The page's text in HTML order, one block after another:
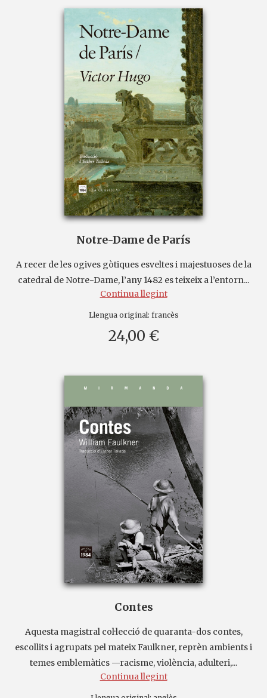
Notre-Dame de París
A recer de les ogives gòtiques esveltes i majestuoses de la
catedral de Notre-Dame, l’any 1482 es teixeix a l’entorn...
Continua llegint
Llengua original: francès
24,00 €
Contes
Aquesta magistral col·lecció de quaranta-dos contes,
escollits i agrupats pel mateix Faulkner, reprèn ambients i
temes emblemàtics —racisme, violència, adulteri,...
Continua llegint